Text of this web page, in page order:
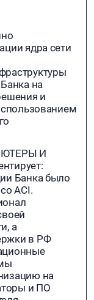
ядра сети
на
и
И
Банка было
ACI.
а
в РФ
на
и ПО